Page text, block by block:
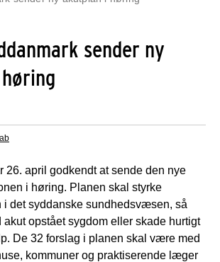
sender ny
26. april godkendt at sende den nye
i høring. Planen skal styrke
det syddanske sundhedsvæsen, så
akut opstået sygdom eller skade hurtigt
De 32 forslag i planen skal være med
kommuner og praktiserende læger